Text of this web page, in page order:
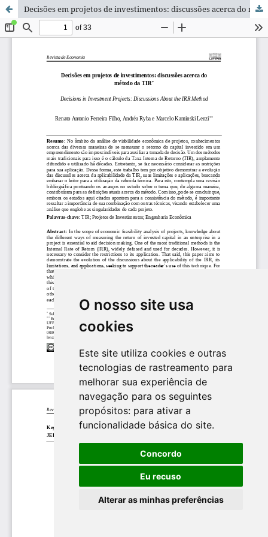
O nosso site usa
cookies
Este site utiliza cookies e outras
tecnologias de rastreamento para
melhorar sua experiência de
navegação para os seguintes
propósitos: para ativar a
funcionalidade básica do site.
Concordo
Eu recuso
Alterar as minhas preferências
Decisões em projetos de investimentos: discussões acerca do método da TIR